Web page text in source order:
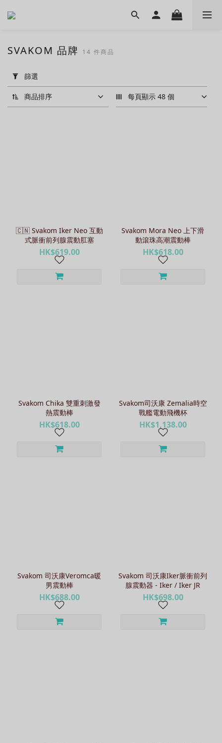
用
篩
選
(0/20)
牌
Svakom
SVAKOM 品牌 14 件商品
篩選
商品排序 每頁顯示 48 個
🇨🇳 Svakom Iker Neo 互動
式脈衝前列腺震動肛塞
HK$619.00
Svakom Mora Neo 上下滑
動滾珠高潮震動棒
HK$618.00
Svakom Chika 雙重刺激發
熱震動棒
HK$618.00
Svakom司沃康 Zemalia時空
戰艦電動飛機杯
HK$1,138.00
Svakom 司沃康Veromca暖
男震動棒
HK$688.00
Svakom 司沃康Iker脈衝前列
腺震動器 - Iker / Iker JR
HK$698.00